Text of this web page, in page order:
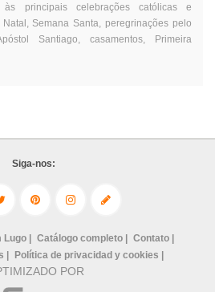
às principais celebrações católicas e
Semana Santa, peregrinações pelo
Santiago, casamentos, Primeira
Siga-nos:
Lugo | Catálogo completo | Contato |
| Política de privacidad y cookies |
POR